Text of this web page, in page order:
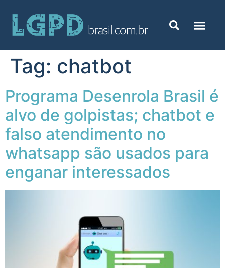
Tag: chatbot
Programa Desenrola Brasil é
alvo de golpistas; chatbot e
falso atendimento no
whatsapp são usados para
enganar interessados